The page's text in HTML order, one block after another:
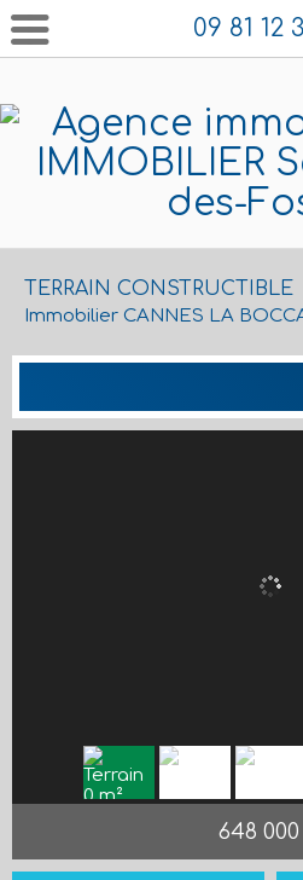
09 81 12
TERRAIN CONSTRUCTIBLE
Immobilier CANNES LA
648